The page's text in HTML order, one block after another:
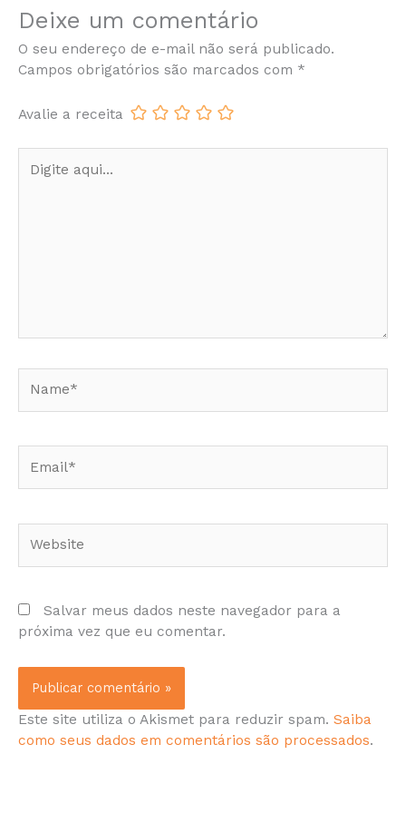
Deixe um comentário
O seu endereço de e-mail não será publicado.
Campos obrigatórios são marcados com *
Avalie a receita
aqui...
Salvar meus dados neste navegador para a
próxima vez que eu comentar.
Este site utiliza o Akismet para reduzir spam. Saiba
como seus dados em comentários são processados.